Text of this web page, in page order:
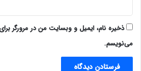
ذخیره نام، ایمیل و وبسایت من در مرورگر
می‌نویسم.